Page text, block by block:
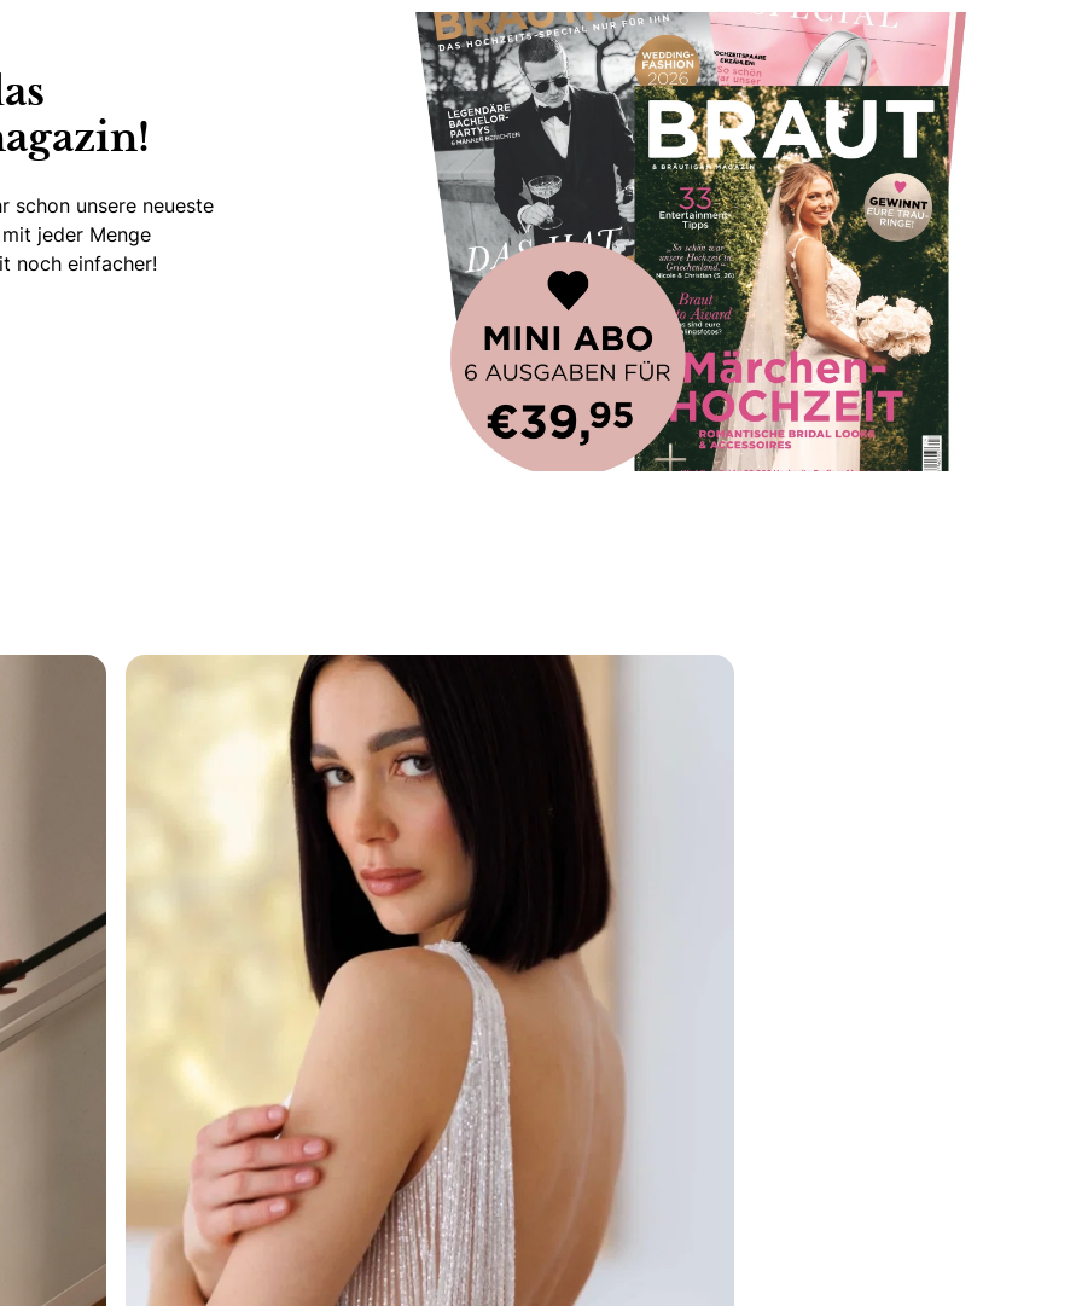
schon unsere neueste
jeder Menge
noch einfacher!